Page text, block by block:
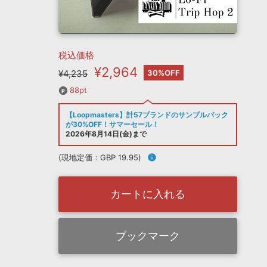
税込価格
¥4,235 ¥2,964
30%OFF
88pt
【Loopmasters】計57ブランドのサンプルパック
が30%OFF！サマーセール！
2026年8月14日(金)まで
(現地定価：GBP 19.95) info
カートに入れる
ブックマーク